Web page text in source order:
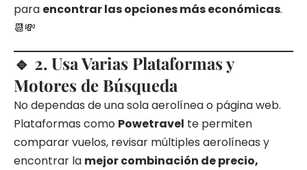
para encontrar las opciones más económicas.
📆💸
🔹 2. Usa Varias Plataformas y
Motores de Búsqueda
No dependas de una sola aerolínea o página web.
Plataformas como Powetravel te permiten
comparar vuelos, revisar múltiples aerolíneas y
encontrar la mejor combinación de precio,